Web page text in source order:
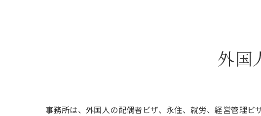
外国
事務所は、外国人の配偶者ビザ、永住、就労、経営管理